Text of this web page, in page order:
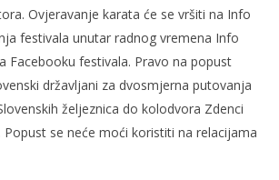
Ovjeravanje karata će se vršiti na Info
festivala unutar radnog vremena Info
Facebooku festivala. Pravo na popust
državljani za dvosmjerna putovanja
željeznica do kolodvora Zdenci
Popust se neće moći koristiti na relacijama